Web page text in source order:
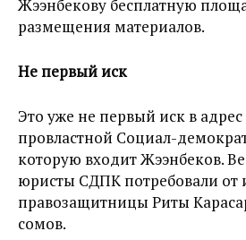
Жээнбекову бесплатную
размещения материалов.
Не первый иск
Это уже не первый иск в
провластной Социал-
которую входит Жээнбеков.
юристы СДПК потребовали от
правозащитницы Риты
сомов.